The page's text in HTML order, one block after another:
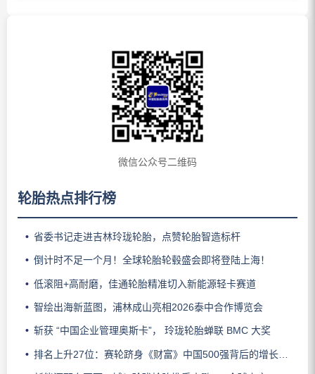
微信公众号二维码
轮胎热点排行榜
省委书记走进吉林玲珑轮胎，点赞轮胎智造标杆
倒计时不足一个月！全球轮胎轮毂盛会即将登陆上海！
低滚阻+高耐磨，佳通轮胎精准切入新能源轻卡赛道
智绘出海新蓝图，浦林成山亮相2026泰中合作博览会
斩获 “中国企业管理奥斯卡”， 玲珑轮胎蝉联 BMC 大奖
排名上升27位：赛轮跻身《财富》中国500强背后的增长逻辑